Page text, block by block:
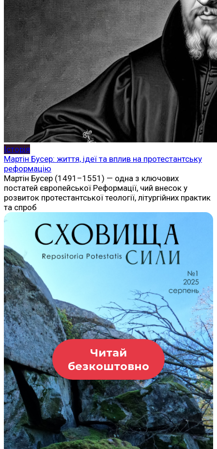
Історія
Мартін Бусер: життя, ідеї та вплив на протестантську
реформацію
Мартін Бусер (1491–1551) — одна з ключових
постатей європейської Реформації, чий внесок у
розвиток протестантської теології, літургійних практик
та спроб
Читай
безкоштовно